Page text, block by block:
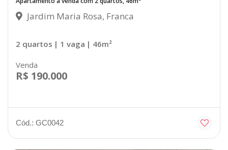
Jardim Maria Rosa, Franca
2 quartos | 1 vaga | 46m²
Venda
R$ 190.000
Cód.: GC0042